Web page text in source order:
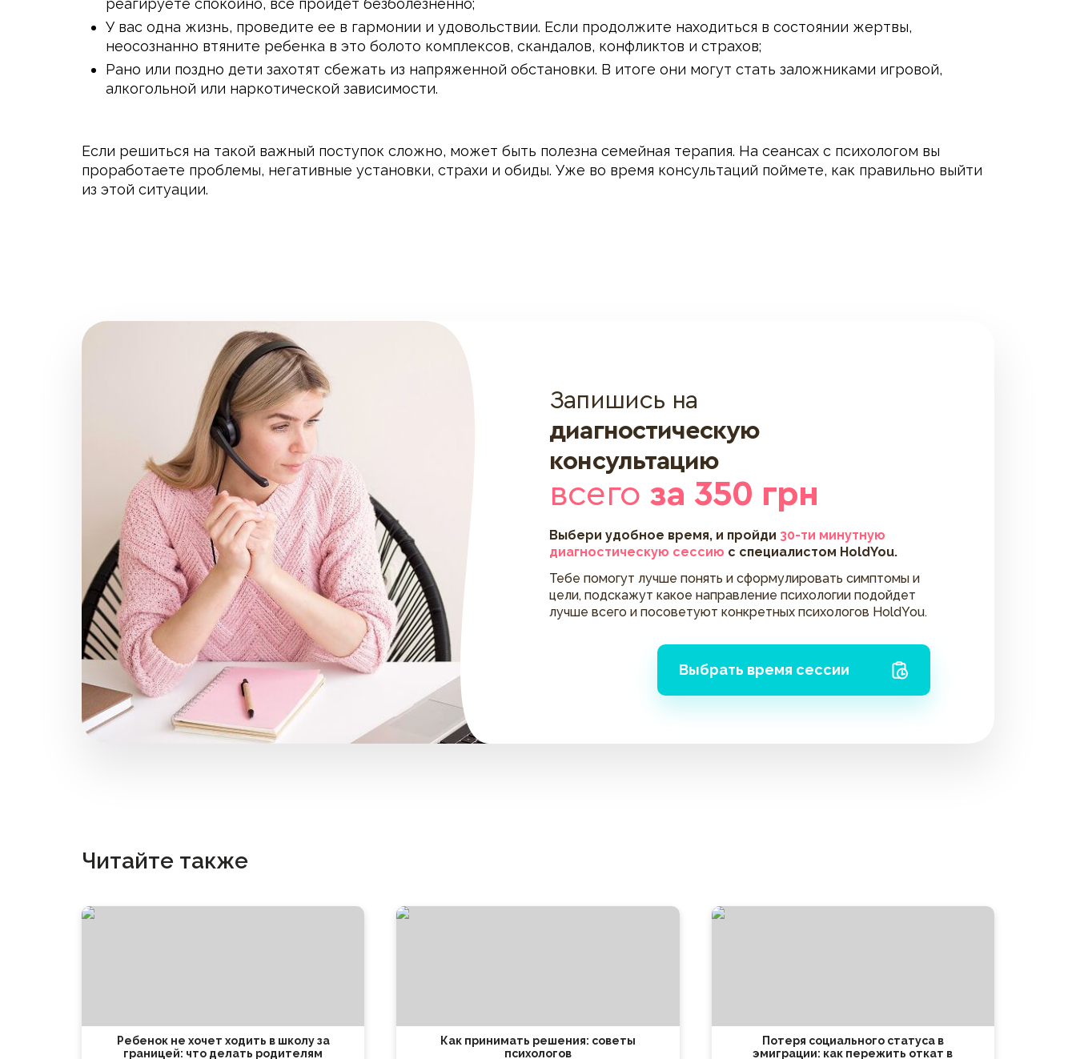
реагируете спокойно, все пройдет безболезненно;
У вас одна жизнь, проведите ее в гармонии и удовольствии. Если продолжите находиться в состоянии жертвы,
неосознанно втяните ребенка в это болото комплексов, скандалов, конфликтов и страхов;
Рано или поздно дети захотят сбежать из напряженной обстановки. В итоге они могут стать заложниками игровой,
алкогольной или наркотической зависимости.
Если решиться на такой важный поступок сложно, может быть полезна семейная терапия. На сеансах с психологом вы
проработаете проблемы, негативные установки, страхи и обиды. Уже во время консультаций поймете, как правильно выйти
из этой ситуации.
Запишись на
диагностическую
консультацию
всего за 350 грн
Выбери удобное время, и пройди 30-ти минутную
диагностическую сессию с специалистом HoldYou.
Тебе помогут лучше понять и сформулировать симптомы и
цели, подскажут какое направление психологии подойдет
лучше всего и посоветуют конкретных психологов HoldYou.
Выбрать время сессии
Читайте также
Ребенок не хочет ходить в школу за
границей: что делать родителям
Как принимать решения: советы
психологов
Потеря социального статуса в
эмиграции: как пережить откат в